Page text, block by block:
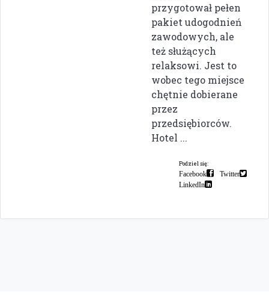
przygotował pełen
pakiet udogodnień
zawodowych, ale
też służących
relaksowi. Jest to
wobec tego miejsce
chętnie dobierane
przez
przedsiębiorców.
Hotel ...
Podziel się:
Facebook
Twitter
LinkedIn